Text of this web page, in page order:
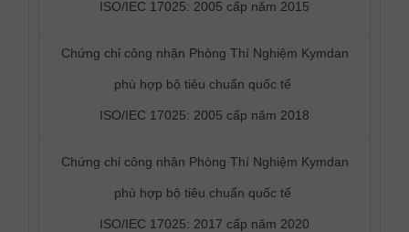
ISO/IEC 17025: 2005 cấp năm 2015
Chứng chỉ công nhận Phòng Thí Nghiệm Kymdan
phù hợp bộ tiêu chuẩn quốc tế
ISO/IEC 17025: 2005 cấp năm 2018
Chứng chỉ công nhận Phòng Thí Nghiệm Kymdan
phù hợp bộ tiêu chuẩn quốc tế
ISO/IEC 17025: 2017 cấp năm 2020